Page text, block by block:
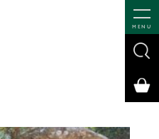
MENU